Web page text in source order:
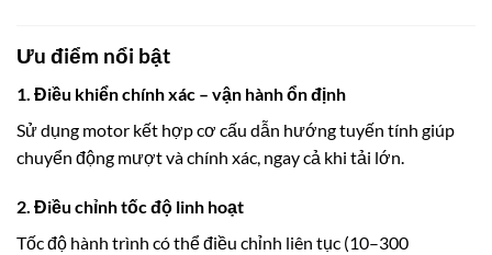
Ưu điểm nổi bật
1. Điều khiển chính xác – vận hành ổn định
Sử dụng motor kết hợp cơ cấu dẫn hướng tuyến tính giúp
chuyển động mượt và chính xác, ngay cả khi tải lớn.
2. Điều chỉnh tốc độ linh hoạt
Tốc độ hành trình có thể điều chỉnh liên tục (10–300